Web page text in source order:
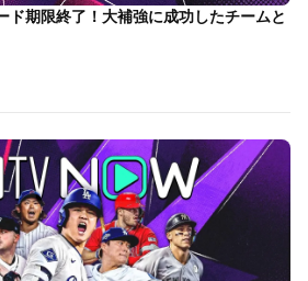
ド期限終了！大補強に成功したチームと